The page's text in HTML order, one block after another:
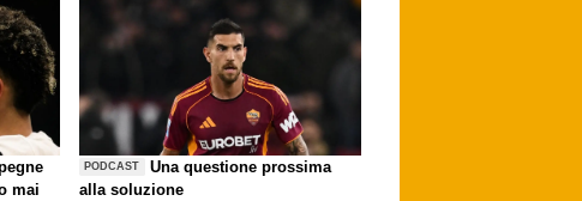
mai
PODCAST
Una questione prossima
alla soluzione